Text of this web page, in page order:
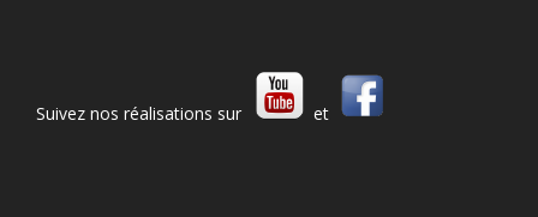
Suivez nos réalisations sur et